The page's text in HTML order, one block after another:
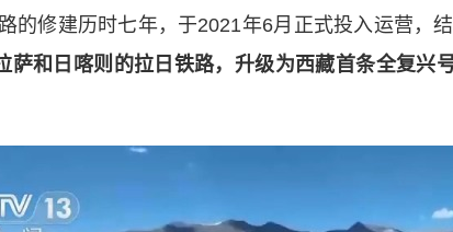
的修建历时七年，于2021年6月正式投入运营，
萨和日喀则的拉日铁路，升级为西藏首条全复兴